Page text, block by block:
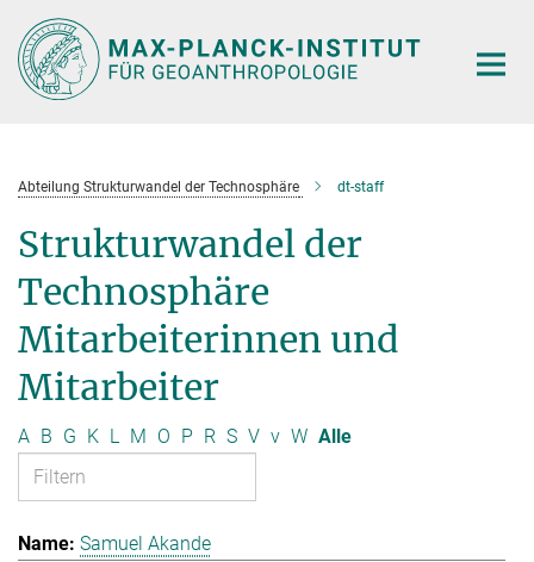
Hauptinhalt
Abteilung Strukturwandel der Technosphäre dt-staff
Strukturwandel der
Technosphäre
Mitarbeiterinnen und
Mitarbeiter
A B G K L M O P R S V v W Alle
Samuel Akande